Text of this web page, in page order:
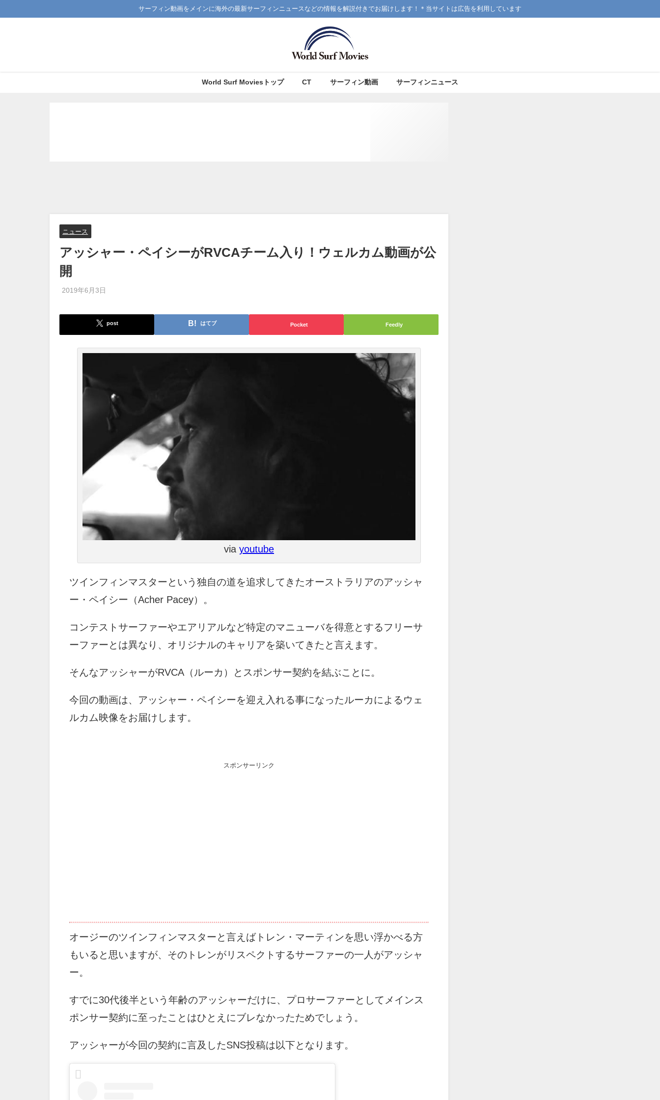
サーフィン動画をメインに海外の最新サーフィンニュースなどの情報を解説付きでお届けします！＊当サイトは広告を利用しています
World Surf Moviesトップ CT サーフィン動画 サーフィンニュース
ニュース
アッシャー・ペイシーがRVCAチーム入り！ウェルカム動画が公
開
2019年6月3日
post はてブ Pocket Feedly
via youtube
ツインフィンマスターという独自の道を追求してきたオーストラリアのアッシャ
ー・ペイシー（Acher Pacey）。
コンテストサーファーやエアリアルなど特定のマニューバを得意とするフリーサ
ーファーとは異なり、オリジナルのキャリアを築いてきたと言えます。
そんなアッシャーがRVCA（ルーカ）とスポンサー契約を結ぶことに。
今回の動画は、アッシャー・ペイシーを迎え入れる事になったルーカによるウェ
ルカム映像をお届けします。
スポンサーリンク
オージーのツインフィンマスターと言えばトレン・マーティンを思い浮かべる方
もいると思いますが、そのトレンがリスペクトするサーファーの一人がアッシャ
ー。
すでに30代後半という年齢のアッシャーだけに、プロサーファーとしてメインス
ポンサー契約に至ったことはひとえにブレなかったためでしょう。
アッシャーが今回の契約に言及したSNS投稿は以下となります。